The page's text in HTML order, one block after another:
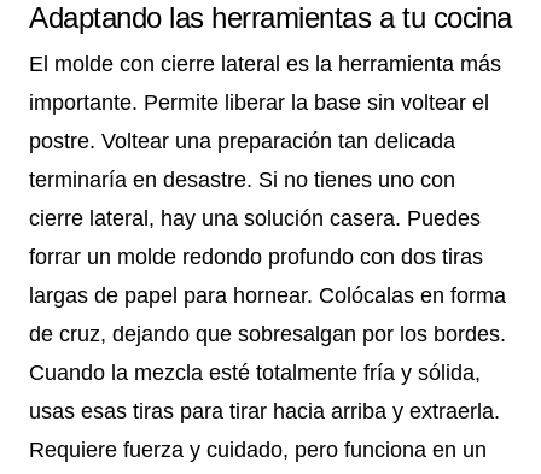
Adaptando las herramientas a tu cocina
El molde con cierre lateral es la herramienta más
importante. Permite liberar la base sin voltear el
postre. Voltear una preparación tan delicada
terminaría en desastre. Si no tienes uno con
cierre lateral, hay una solución casera. Puedes
forrar un molde redondo profundo con dos tiras
largas de papel para hornear. Colócalas en forma
de cruz, dejando que sobresalgan por los bordes.
Cuando la mezcla esté totalmente fría y sólida,
usas esas tiras para tirar hacia arriba y extraerla.
Requiere fuerza y cuidado, pero funciona en un